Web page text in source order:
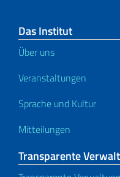
Das Institut
Über uns
Veranstaltungen
Sprache und Kultur
Mitteilungen
Transparente